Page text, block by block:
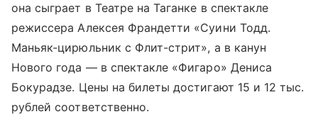
она сыграет в Театре на Таганке в спектакле
режиссера Алексея Франдетти «Суини Тодд.
Маньяк-цирюльник с Флит-стрит», а в канун
Нового года — в спектакле «Фигаро» Дениса
Бокурадзе. Цены на билеты достигают 15 и 12 тыс.
рублей соответственно.